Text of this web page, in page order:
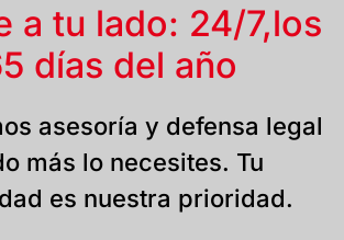
a tu lado: 24/7,los
días del año
asesoría y defensa legal
más lo necesites. Tu
es nuestra prioridad.